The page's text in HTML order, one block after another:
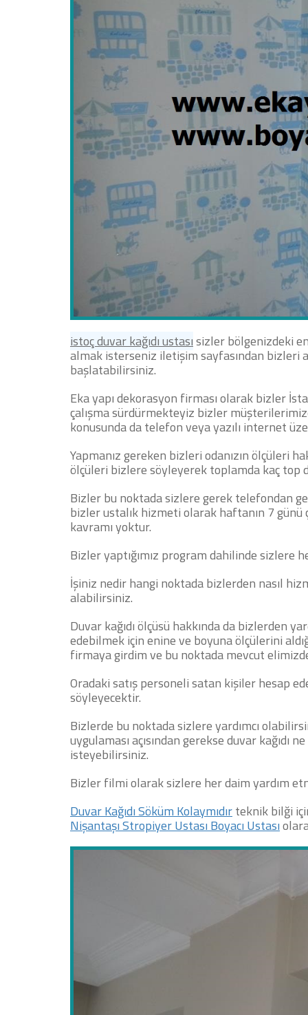
istoç duvar kağıdı ustasısizler bölgenizdeki
almak isterseniz iletişim sayfasından bizleri
başlatabilirsiniz.
Eka yapı dekorasyon firması olarak bizler
çalışma sürdürmekteyiz bizler
konusunda da telefon veya yazılı internet
Yapmanız gereken bizleri odanızın ölçüleri
ölçüleri bizlere söyleyerek toplamda kaç top
Bizler bu noktada sizlere gerek telefondan
bizler ustalık hizmeti olarak haftanın 7
kavramı yoktur.
Bizler yaptığımız program dahilinde sizlere
İşiniz nedir hangi noktada bizlerden nasıl
alabilirsiniz.
Duvar kağıdı ölçüsü hakkında da bizlerden
edebilmek için enine ve boyuna ölçülerini
firmaya girdim ve bu noktada mevcut
Oradaki satış personeli satan kişiler hesap
söyleyecektir.
Bizlerde bu noktada sizlere yardımcı
uygulaması açısından gerekse duvar kağıdı
isteyebilirsiniz.
Bizler filmi olarak sizlere her daim yardım
Duvar Kağıdı Söküm Kolaymıdırteknik bilği
Nişantaşı Stropiyer Ustası Boyacı Ustası